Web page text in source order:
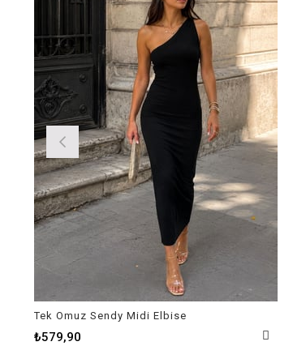
Tek Omuz Sendy Midi Elbise
₺579,90